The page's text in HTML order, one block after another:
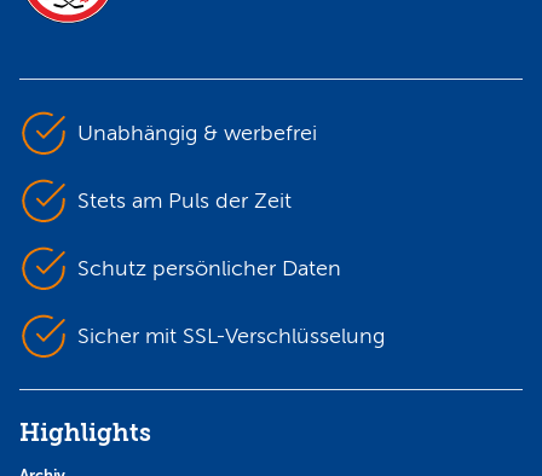
Unabhängig & werbefrei
Stets am Puls der Zeit
Schutz persönlicher Daten
Sicher mit SSL-Verschlüsselung
Highlights